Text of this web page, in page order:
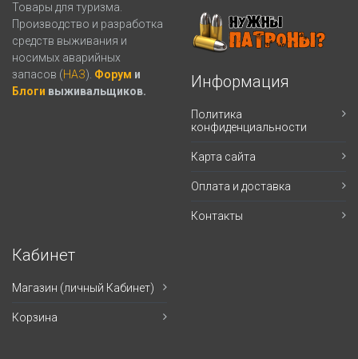
Товары для туризма.
Производство и разработка
средств выживания и
носимых аварийных
запасов (НАЗ). Форум и
Блоги выживальщиков.
Информация
Политика
конфиденциальности
Карта сайта
Оплата и доставка
Контакты
Кабинет
Магазин (личный Кабинет)
Корзина